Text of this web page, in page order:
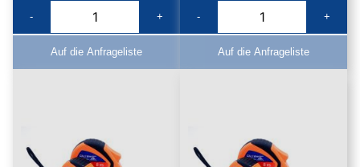
- +
Auf die Anfrageliste
- +
Auf die Anfrageliste